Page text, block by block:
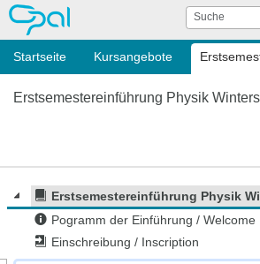
OPAL Suche
Startseite Kursangebote
Erstsemestereinführung Physik
Erstsemestereinführung Physik
Pogramm der Einführung / Welcome
Einschreibung / Inscription